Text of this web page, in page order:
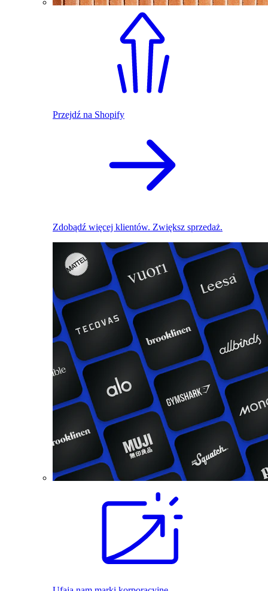
Przejdź na Shopify
Zdobądź więcej klientów. Zwiększ sprzedaż.